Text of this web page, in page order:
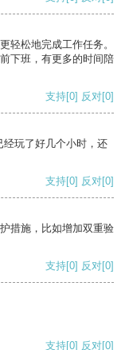
轻松地完成工作任务。
下班，有更多的时间陪
支持[0] 反对[0]
玩了好几个小时，还
支持[0] 反对[0]
措施，比如增加双重验
支持[0] 反对[0]
支持[0] 反对[0]